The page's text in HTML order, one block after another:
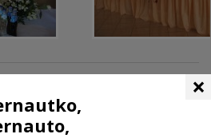
W POBLIŻU
×